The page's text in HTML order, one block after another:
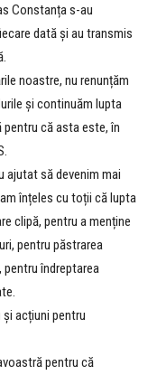
Constanța s-au
dată și au transmis
noastre, nu renunțăm
și continuăm lupta
că asta este, în
ajutat să devenim mai
înțeles cu toții că lupta
clipă, pentru a menține
pentru păstrarea
îndreptarea
acțiuni pentru
pentru că